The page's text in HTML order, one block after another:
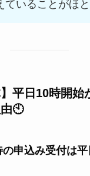
ていることがほと
】平日10時開始
🕙
申込み受付は